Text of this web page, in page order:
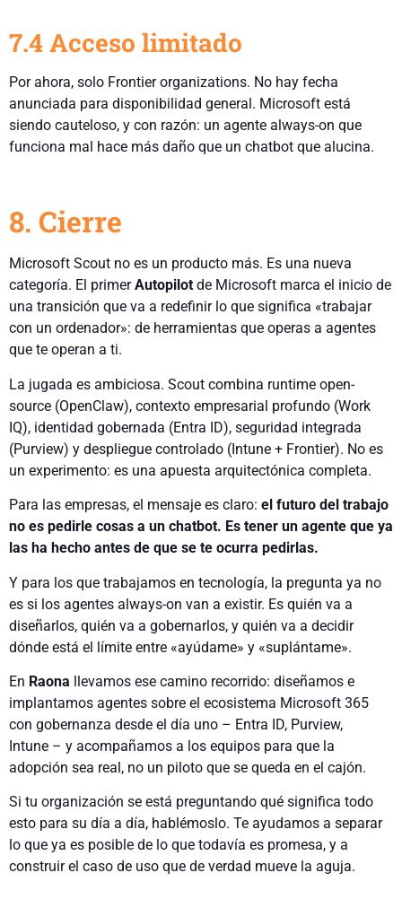
7.4 Acceso limitado
Por ahora, solo Frontier organizations. No hay fecha
anunciada para disponibilidad general. Microsoft está
siendo cauteloso, y con razón: un agente always-on que
funciona mal hace más daño que un chatbot que alucina.
8. Cierre
Microsoft Scout no es un producto más. Es una nueva
categoría. El primerAutopilot de Microsoft marca el inicio de
una transición que va a redefinir lo que significa «trabajar
con un ordenador»: de herramientas que operas a agentes
que te operan a ti.
La jugada es ambiciosa. Scout combina runtime open-
source (OpenClaw), contexto empresarial profundo (Work
IQ), identidad gobernada (Entra ID), seguridad integrada
(Purview) y despliegue controlado (Intune + Frontier). No es
un experimento: es una apuesta arquitectónica completa.
Para las empresas, el mensaje es claro: el futuro del trabajo
no es pedirle cosas a un chatbot. Es tener un agente que ya
las ha hecho antes de que se te ocurra pedirlas.
Y para los que trabajamos en tecnología, la pregunta ya no
es si los agentes always-on van a existir. Es quién va a
diseñarlos, quién va a gobernarlos, y quién va a decidir
dónde está el límite entre «ayúdame» y «suplántame».
En Raona llevamos ese camino recorrido: diseñamos e
implantamos agentes sobre el ecosistema Microsoft 365
con gobernanza desde el día uno – Entra ID, Purview,
Intune – y acompañamos a los equipos para que la
adopción sea real, no un piloto que se queda en el cajón.
Si tu organización se está preguntando qué significa todo
esto para su día a día, hablémoslo. Te ayudamos a separar
lo que ya es posible de lo que todavía es promesa, y a
construir el caso de uso que de verdad mueve la aguja.